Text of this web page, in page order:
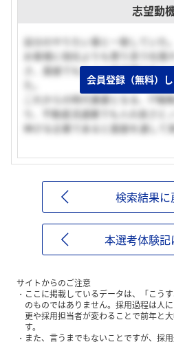
志望動
自分のやりたい事と一致していた。
お客様に他社よりも寄り添う社風
さ、面接でもとくに圧迫感はなく
これからの時代重要となる、IT戦
り、不動産流通業でも人の良さと
伸びる企業であると面接を通して
会員登録（無料）
検索結果に
本選考体験記
サイトからのご注意
ここに掲載しているデータは、「こう
のものではありません。採用過程は人
更や採用担当者が変わることで前年と
す。
また、言うまでもないことですが、採